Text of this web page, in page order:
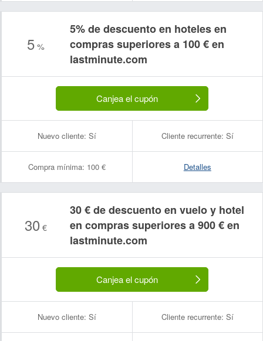
5%
5% de descuento en hoteles en
compras superiores a 100 € en
lastminute.com
Canjea el cupón
Nuevo cliente: Sí Cliente recurrente: Sí
Compra mínima: 100 € Detalles
30 €
30 € de descuento en vuelo y hotel
en compras superiores a 900 € en
lastminute.com
Canjea el cupón
Nuevo cliente: Sí Cliente recurrente: Sí